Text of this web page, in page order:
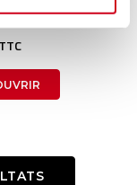
PICASSO 2 2016